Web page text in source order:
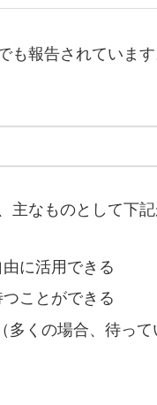
も報告されていま
なものとして下記
に活用できる
ことができる
くの場合、待っ